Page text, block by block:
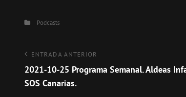
Categorías
Podcasts
Navegación
de
entradas
Entrada
anterior
ENTRADA ANTERIOR
2021-10-25 Programa Semanal. Aldeas
SOS Canarias.